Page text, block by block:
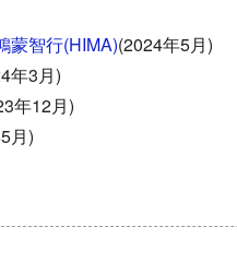
蒙智行(HIMA)(2024年5月)
年3月)
年12月)
月)